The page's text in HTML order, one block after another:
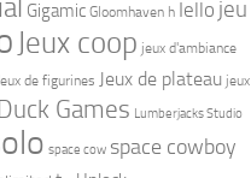
Gigamic Gloomhaven h Iello jeu
Jeux coop jeux d'ambiance
de figurines Jeux de plateau jeux
Games Lumberjacks Studio
space cow space cowboy